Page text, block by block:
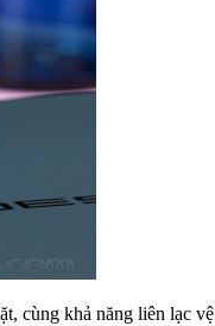
cùng khả năng liên lạc